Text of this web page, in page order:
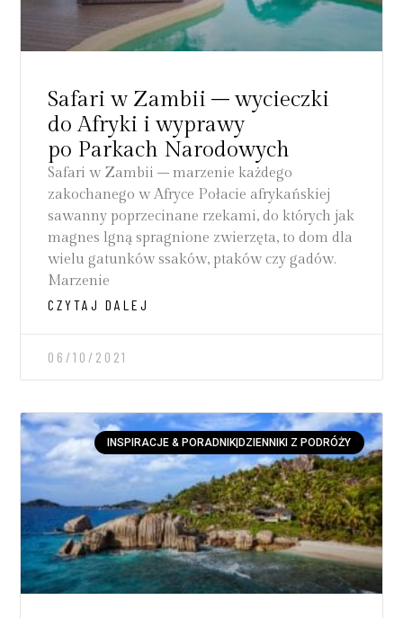
Safari w Zambii – wycieczki
do Afryki i wyprawy
po Parkach Narodowych
Safari w Zambii – marzenie każdego
zakochanego w Afryce Połacie afrykańskiej
sawanny poprzecinane rzekami, do których jak
magnes lgną spragnione zwierzęta, to dom dla
wielu gatunków ssaków, ptaków czy gadów.
Marzenie
CZYTAJ DALEJ
06/10/2021
INSPIRACJE & PORADNIK|DZIENNIKI Z PODRÓŻY